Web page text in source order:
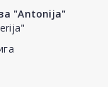
"Antonija"